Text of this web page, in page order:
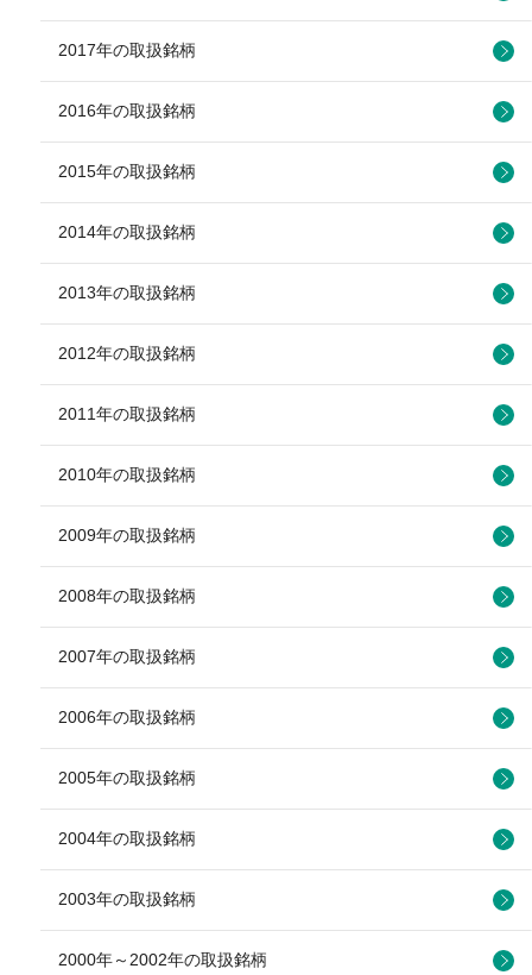
2017年の取扱銘柄
2016年の取扱銘柄
2015年の取扱銘柄
2014年の取扱銘柄
2013年の取扱銘柄
2012年の取扱銘柄
2011年の取扱銘柄
2010年の取扱銘柄
2009年の取扱銘柄
2008年の取扱銘柄
2007年の取扱銘柄
2006年の取扱銘柄
2005年の取扱銘柄
2004年の取扱銘柄
2003年の取扱銘柄
2000年～2002年の取扱銘柄